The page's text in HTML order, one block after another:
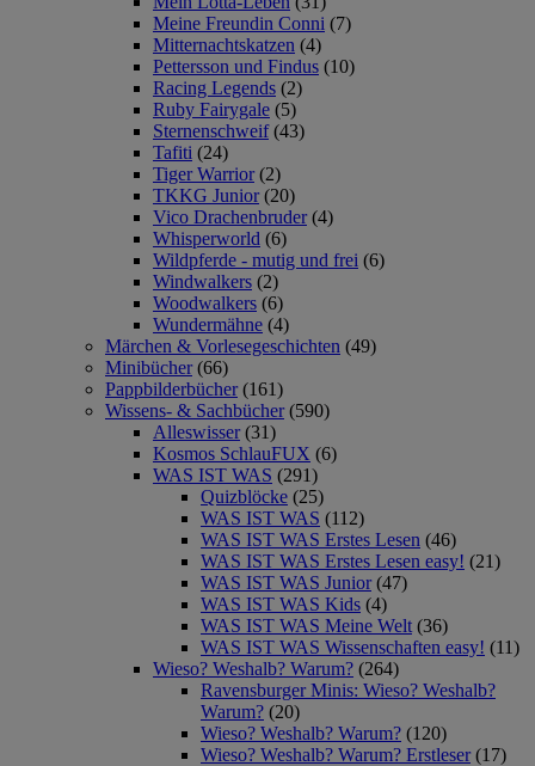
Meine Freundin Conni (7)
Mitternachtskatzen (4)
Pettersson und Findus (10)
Racing Legends (2)
Ruby Fairygale (5)
Sternenschweif (43)
Tafiti (24)
Tiger Warrior (2)
TKKG Junior (20)
Vico Drachenbruder (4)
Whisperworld (6)
Wildpferde - mutig und frei (6)
Windwalkers (2)
Woodwalkers (6)
Wundermähne (4)
Märchen & Vorlesegeschichten (49)
Minibücher (66)
Pappbilderbücher (161)
Wissens- & Sachbücher (590)
Alleswisser (31)
Kosmos SchlauFUX (6)
WAS IST WAS (291)
Quizblöcke (25)
WAS IST WAS (112)
WAS IST WAS Erstes Lesen (46)
WAS IST WAS Erstes Lesen easy! (21)
WAS IST WAS Junior (47)
WAS IST WAS Kids (4)
WAS IST WAS Meine Welt (36)
WAS IST WAS Wissenschaften easy! (11)
Wieso? Weshalb? Warum? (264)
Ravensburger Minis: Wieso? Weshalb?
Warum? (20)
Wieso? Weshalb? Warum? (120)
Wieso? Weshalb? Warum? Erstleser (17)